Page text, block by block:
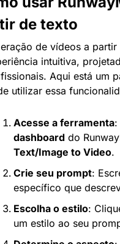
de texto
de vídeos a partir
intuitiva,
Aqui está um
utilizar essa
Acesse a ferramenta
dashboard
Text/Image to Video.
Crie seu prompt:
específico que
Escolha o estilo:
um estilo ao seu